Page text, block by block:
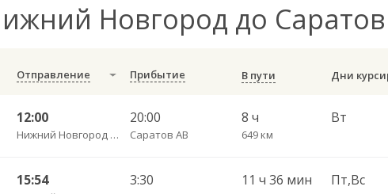
Новгород до Саратов
Отправление Прибытие В пути
12:00
Нижний Новгород АВ ТПУ Канавинский
20:00
Саратов АВ
8 ч
649 км
Вт
15:54 3:30 11 ч 36 мин Пт,Вс